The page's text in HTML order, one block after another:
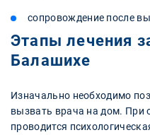
сопровождение после
Этапы лечения
Балашихе
Изначально необходимо
вызвать врача на дом. При
проводится